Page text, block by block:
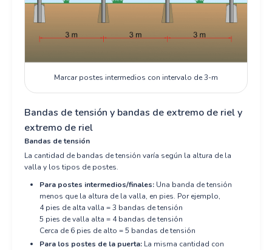
Marcar postes intermedios con intervalo de 3-m
Bandas de tensión y bandas de extremo de riel y
extremo de riel
Bandas de tensión
La cantidad de bandas de tensión varía según la altura de la
valla y los tipos de postes.
Para postes intermedios/finales: Una banda de tensión
menos que la altura de la valla, en pies. Por ejemplo,
4 pies de alta valla = 3 bandas de tensión
5 pies de valla alta = 4 bandas de tensión
Cerca de 6 pies de alto = 5 bandas de tensión
Para los postes de la puerta: La misma cantidad con